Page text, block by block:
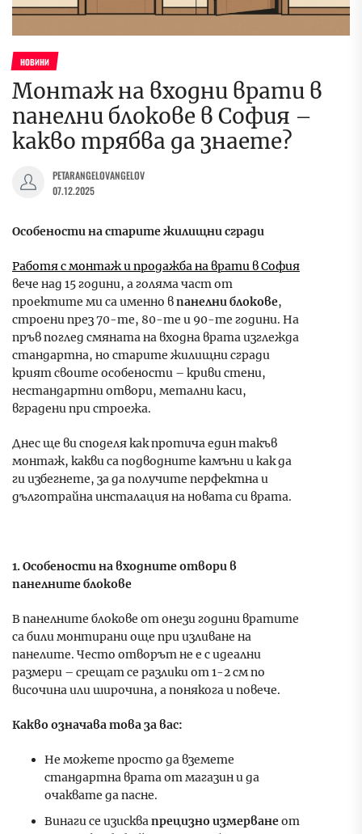
НОВИНИ
Монтаж на входни врати в
панелни блокове в София –
какво трябва да знаете?
PETARANGELOVANGELOV
07.12.2025
Особености на старите жилищни сгради
Работя с монтаж и продажба на врати в София
вече над 15 години, а голяма част от
проектите ми са именно впанелни блокове,
строени през 70-те, 80-те и 90-те години. На
пръв поглед смяната на входна врата изглежда
стандартна, но старите жилищни сгради
крият своите особености – криви стени,
нестандартни отвори, метални каси,
вградени при строежа.
Днес ще ви споделя как протича един такъв
монтаж, какви са подводните камъни и как да
ги избегнете, за да получите перфектна и
дълготрайна инсталация на новата си врата.
1. Особености на входните отвори в
панелните блокове
В панелните блокове от онези години вратите
са били монтирани още при изливане на
панелите. Често отворът не е с идеални
размери – срещат се разлики от 1-2 см по
височина или широчина, а понякога и повече.
Какво означава това за вас:
Не можете просто да вземете
стандартна врата от магазин и да
очаквате да пасне.
Винаги се изисквапрецизно измерванеот